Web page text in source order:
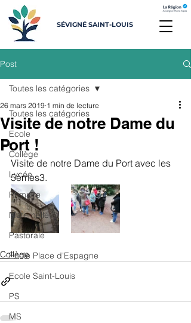
SÉVIGNÉ SAINT-LOUIS
Post
Toutes les catégories
Ecole
Collège
Lycée
Primaire
Maternelle
Pastorale
Ecole Place d'Espagne
Ecole Saint-Louis
PS
MS
Toutes les catégories
Visite de notre Dame du
Port !
26 mars 2019 1 min de lecture
Visite de notre Dame du Port avec les
5èmes3.
Collège